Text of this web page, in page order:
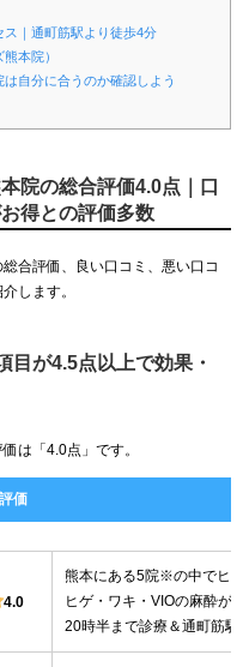
｜通町筋駅より徒歩4分
本院）
自分に合うのか確認しよう
院の総合評価4.0点｜口
得との評価多数
合評価、良い口コミ、悪い口コ
します。
目が4.5点以上で効果・
は「4.0点」です。
価
4.0
熊本にある5院※の中でヒゲ
ヒゲ・ワキ・VIOの麻酔が
20時半まで診療＆通町筋駅